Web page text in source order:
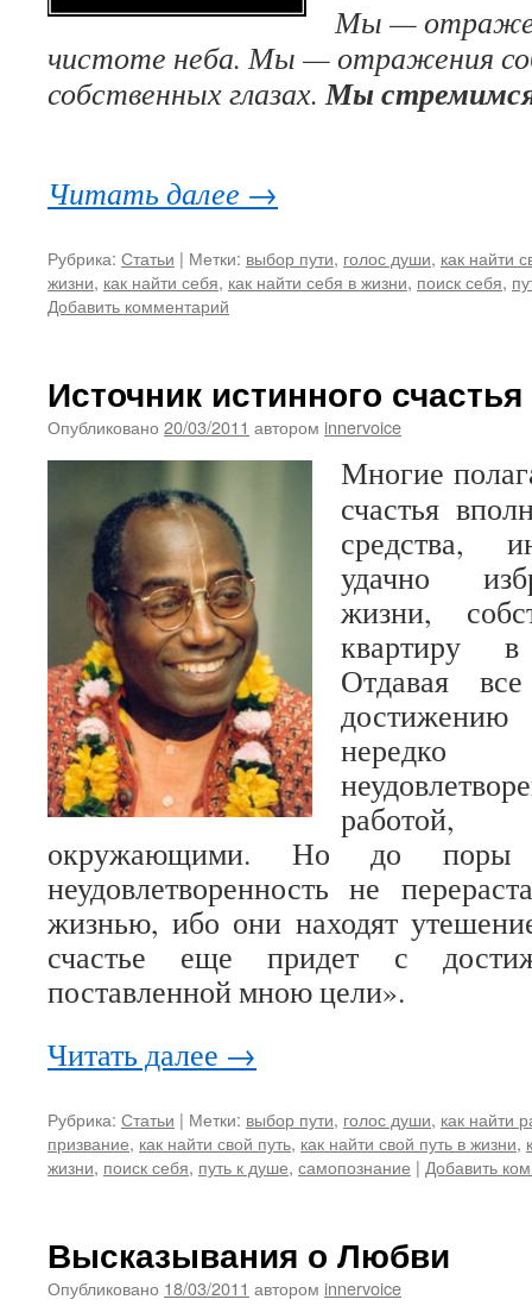
Мы —
чистоте неба.Мы —отражения
собственныхглазах.Мы
Читать далее →
Рубрика: Статьи | Метки: выбор пути, голос души, как найти
жизни, как найти себя, как найти себя в жизни, поиск себя,
Добавить комментарий
Источник истинного счастья
Опубликовано 20/03/2011 автором innervoice
Многие
счастья
средства,
удачно
жизни,
квартиру
Отдавая
работой,
окружающими. Но до
неудовлетворенность не
жизнью, ибо они находят
счастье еще придет с
поставленной мною цели».
Читать далее →
Рубрика: Статьи | Метки: выбор пути, голос души, как найти
призвание, как найти свой путь, как найти свой путь в жизни,
жизни, поиск себя, путь к душе, самопознание | Добавить
Высказывания о Любви
Опубликовано 18/03/2011 автором innervoice